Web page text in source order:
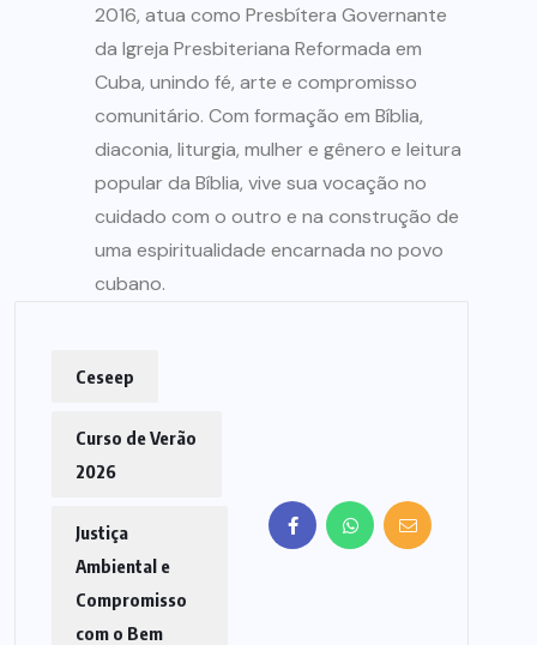
2016, atua como Presbítera Governante
da Igreja Presbiteriana Reformada em
Cuba, unindo fé, arte e compromisso
comunitário. Com formação em Bíblia,
diaconia, liturgia, mulher e gênero e leitura
popular da Bíblia, vive sua vocação no
cuidado com o outro e na construção de
uma espiritualidade encarnada no povo
cubano.
Ceseep
Curso de Verão
2026
Justiça
Ambiental e
Compromisso
com o Bem